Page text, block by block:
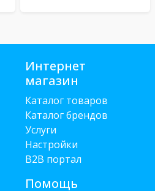
Интернет
магазин
Каталог товаров
Каталог брендов
Услуги
Настройки
B2B портал
Помощь